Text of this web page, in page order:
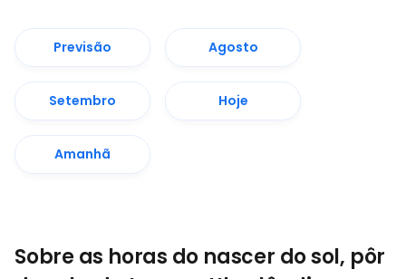
Previsão Agosto
Setembro Hoje
Amanhã
Sobre as horas do nascer do sol, pôr